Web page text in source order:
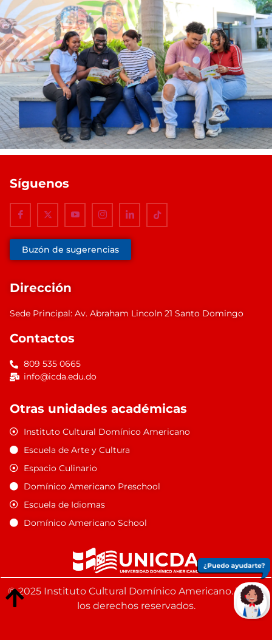
Síguenos
Buzón de sugerencias
Dirección
Sede Principal: Av. Abraham Lincoln 21 Santo Domingo
Contactos
809 535 0665
info@icda.edu.do
Otras unidades académicas
Instituto Cultural Domínico Americano
Escuela de Arte y Cultura
Espacio Culinario
Domínico Americano Preschool
Escuela de Idiomas
Domínico Americano School
© 2025 Instituto Cultural Domínico Americano. Todos
los derechos reservados.